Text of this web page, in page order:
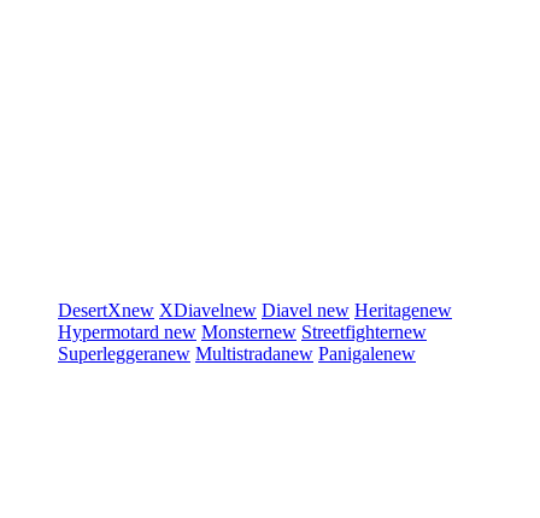
DesertXnew XDiavelnew Diavel new Heritagenew
Hypermotard new Monsternew Streetfighternew
Superleggeranew Multistradanew Panigalenew